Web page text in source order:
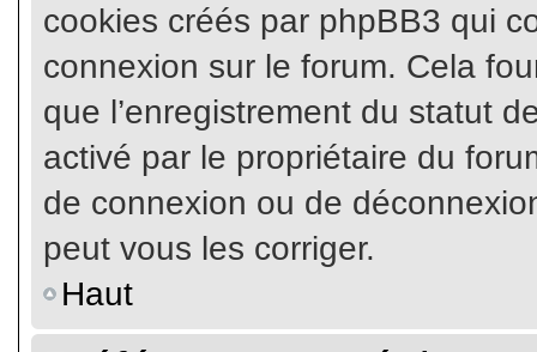
cookies créés par phpBB3 qui
connexion sur le forum. Cela
que l’enregistrement du statut
activé par le propriétaire du
de connexion ou de
peut vous les corriger.
Haut